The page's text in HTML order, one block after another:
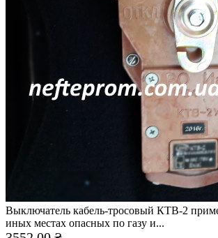
Выключатель кабель-тросовый КТВ-2
иных местах опасных по газу и...